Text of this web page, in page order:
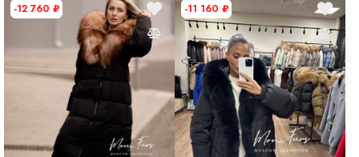
-12 760 ₽ -11 160 ₽